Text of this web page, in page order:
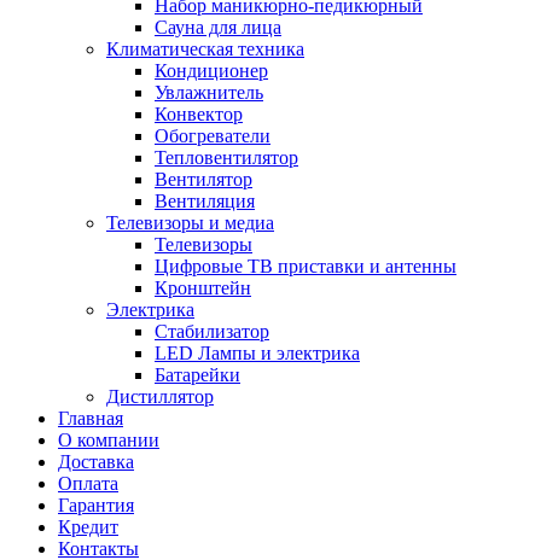
Набор маникюрно-педикюрный
Сауна для лица
Климатическая техника
Кондиционер
Увлажнитель
Конвектор
Обогреватели
Тепловентилятор
Вентилятор
Вентиляция
Телевизоры и медиа
Телевизоры
Цифровые ТВ приставки и антенны
Кронштейн
Электрика
Стабилизатор
LED Лампы и электрика
Батарейки
Дистиллятор
Главная
О компании
Доставка
Оплата
Гарантия
Кредит
Контакты